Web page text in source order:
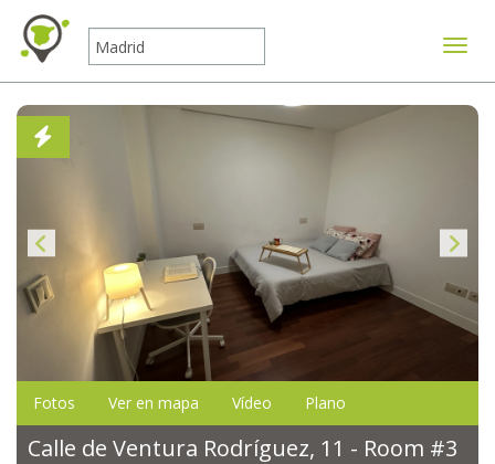
Fotos Ver en mapa Vídeo Plano
Calle de Ventura Rodríguez, 11 - Room #3